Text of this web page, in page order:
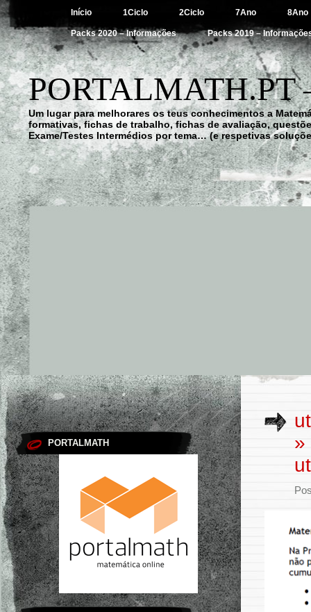
Início 1Ciclo 2Ciclo 7Ano 8Ano
Packs 2020 – Informações Packs 2019 –
Um lugar para melhorares os teus conhecimentos a
formativas, fichas de trabalho, fichas de avaliação,
Exame/Testes Intermédios por tema… (e respetivas
PORTALMATH
»